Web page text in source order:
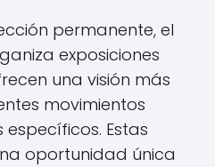
permanente, el
exposiciones
una visión más
movimientos
Estas
oportunidad única